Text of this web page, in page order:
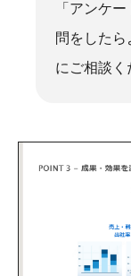
「アンケ
問をした
にご相談く